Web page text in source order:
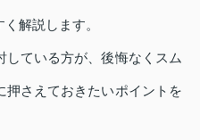
解説します。
している方が、後悔なくスム
押さえておきたいポイントを